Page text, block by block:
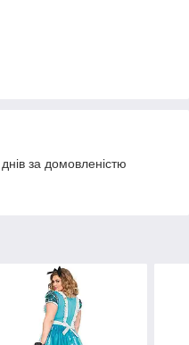
за домовленістю